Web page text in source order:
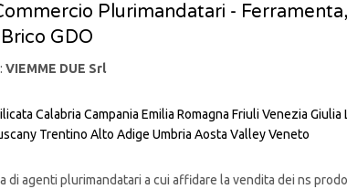
Plurimandatari - Ferramenta,
GDO
VIEMME DUE Srl
Calabria Campania Emilia Romagna Friuli Venezia Giulia
Trentino Alto Adige Umbria Aosta ValleyVeneto
di agenti plurimandatari a cui affidare la vendita dei ns